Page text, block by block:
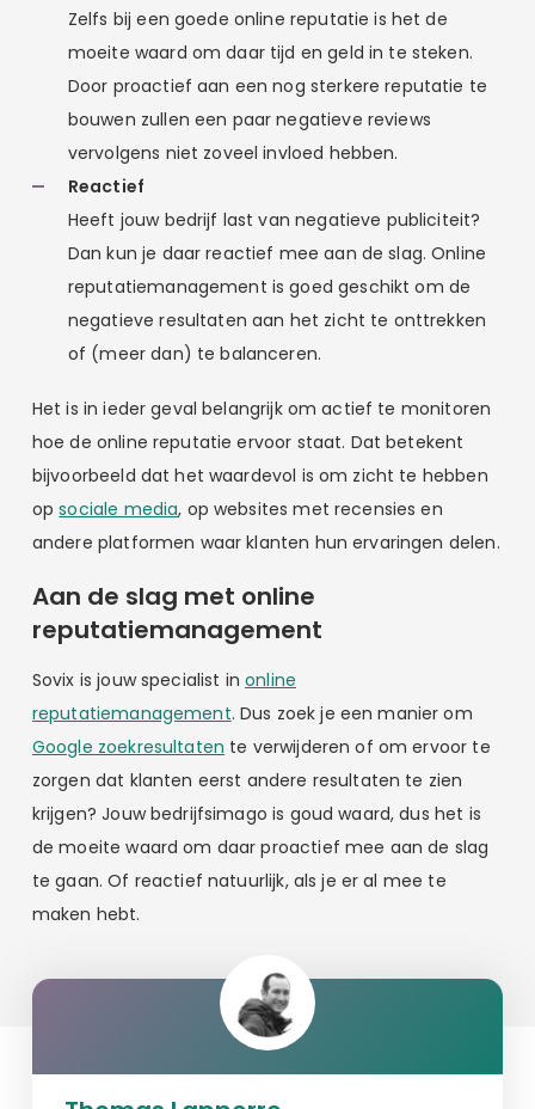
Zelfs bij een goede online reputatie is het de
moeite waard om daar tijd en geld in te steken.
Door proactief aan een nog sterkere reputatie te
bouwen zullen een paar negatieve reviews
vervolgens niet zoveel invloed hebben.
Reactief
Heeft jouw bedrijf last van negatieve publiciteit?
Dan kun je daar reactief mee aan de slag. Online
reputatiemanagement is goed geschikt om de
negatieve resultaten aan het zicht te onttrekken
of (meer dan) te balanceren.
Het is in ieder geval belangrijk om actief te monitoren
hoe de online reputatie ervoor staat. Dat betekent
bijvoorbeeld dat het waardevol is om zicht te hebben
opsociale media, op websites met recensies en
andere platformen waar klanten hun ervaringen delen.
Aan de slag met online
reputatiemanagement
Sovix is jouw specialist inonline
reputatiemanagement. Dus zoek je een manier om
Google zoekresultaten te verwijderen of om ervoor te
zorgen dat klanten eerst andere resultaten te zien
krijgen? Jouw bedrijfsimago is goud waard, dus het is
de moeite waard om daar proactief mee aan de slag
te gaan. Of reactief natuurlijk, als je er al mee te
maken hebt.